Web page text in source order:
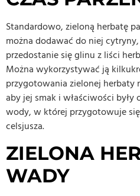
Standardowo, zieloną herbatę
można dodawać do niej
przedostanie się glinu z liści
Można wykorzystywać ją
przygotowania zielonej herbaty
aby jej smak i właściwości były
wody, w której przygotowuje
celsjusza.
ZIELONA
WADY